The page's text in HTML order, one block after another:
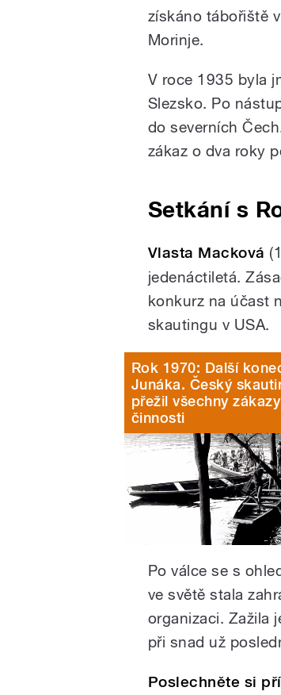
získáno tábořiště
Morinje.
V roce 1935 byla
Slezsko. Po
do severních
zákaz o dva roky
Setkání s
Vlasta Macková
jedenáctiletá.
konkurz na účast
skautingu v USA.
Rok 1970: Další
Junáka. Český
přežil všechny zákazy
činnosti
Po válce se s
ve světě stala
organizaci. Zažila
při snad už
Poslechněte si